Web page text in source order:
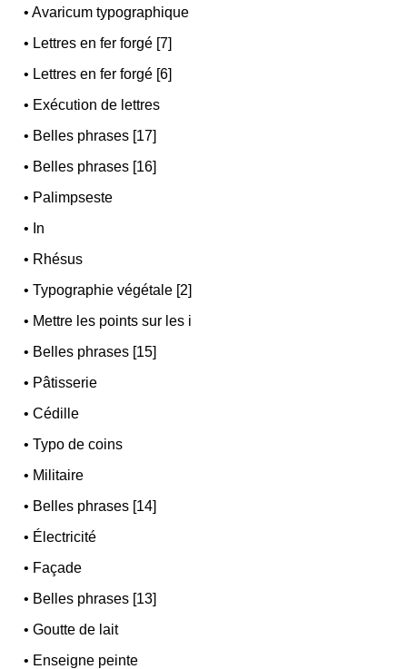
•Avaricum typographique
• Lettres en fer forgé [7]
• Lettres en fer forgé [6]
• Exécution de lettres
• Belles phrases [17]
• Belles phrases [16]
• Palimpseste
• In
• Rhésus
•Typographie végétale [2]
• Mettre les points sur les i
• Belles phrases [15]
• Pâtisserie
•Cédille
•Typo de coins
• Militaire
• Belles phrases [14]
• Électricité
• Façade
• Belles phrases [13]
•Goutte de lait
• Enseigne peinte